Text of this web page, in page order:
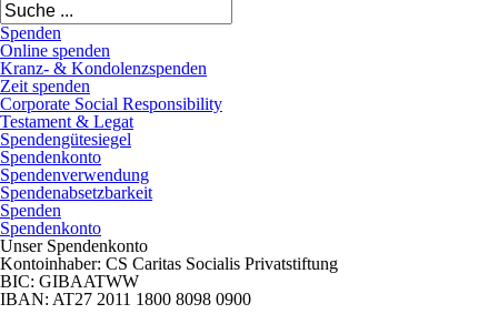
Spenden
Online spenden
Kranz- & Kondolenzspenden
Zeit spenden
Corporate Social Responsibility
Testament & Legat
Spendengütesiegel
Spendenkonto
Spendenverwendung
Spendenabsetzbarkeit
Spenden
Spendenkonto
Unser Spendenkonto
Kontoinhaber: CS Caritas Socialis Privatstiftung
BIC: GIBAATWW
IBAN: AT27 2011 1800 8098 0900